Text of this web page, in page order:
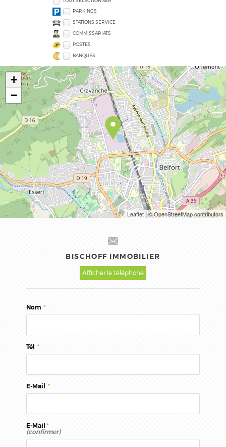
PARKINGS
STATIONS SERVICE
COMMISSARIATS
POSTES
BANQUES
+
−
Leaflet | © OpenStreetMap contributors
BISCHOFF IMMOBILIER
Afficher le téléphone
Nom *
Tél *
E-Mail *
E-Mail *
(confirmer)